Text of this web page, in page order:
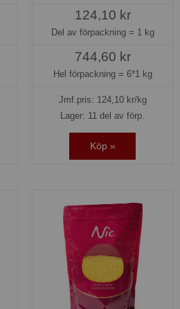
124,10 kr
Del av förpackning = 1 kg
744,60 kr
Hel förpackning = 6*1 kg
Jmf.pris: 124,10kr/kg
Lager: 11 del av förp.
Köp »